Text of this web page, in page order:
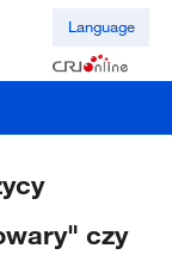
Language
czy